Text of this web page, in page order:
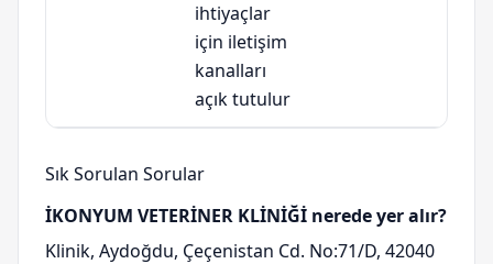
ihtiyaçlar
için iletişim
kanalları
açık tutulur
Sık Sorulan Sorular
İKONYUM VETERİNER KLİNİĞİ nerede yer alır?
Klinik, Aydoğdu, Çeçenistan Cd. No:71/D, 42040